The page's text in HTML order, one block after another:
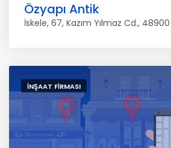
Özyapı Antik
İskele, 67, Kazım Yılmaz Cd.,
İNŞAAT FIRMASI